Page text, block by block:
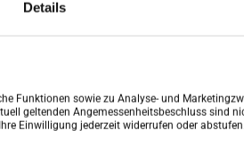
Details
Funktionen sowie zu Analyse- und
geltenden Angemessenheitsbeschluss sind
Einwilligung jederzeit widerrufen oder
e del